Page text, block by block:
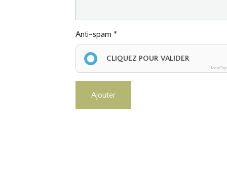
Anti-spam
CLIQUEZ POUR VALIDER
Ajouter